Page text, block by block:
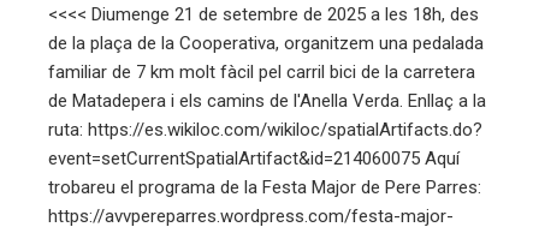
<<<< Diumenge 21 de setembre de 2025 a les 18h, des
de la plaça de la Cooperativa, organitzem una pedalada
familiar de 7 km molt fàcil pel carril bici de la carretera
de Matadepera i els camins de l'Anella Verda. Enllaç a la
ruta: https://es.wikiloc.com/wikiloc/spatialArtifacts.do?
event=setCurrentSpatialArtifact&id=214060075 Aquí
trobareu el programa de la Festa Major de Pere Parres:
https://avvpereparres.wordpress.com/festa-major-